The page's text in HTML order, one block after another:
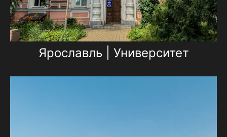
Ярославль | Университет